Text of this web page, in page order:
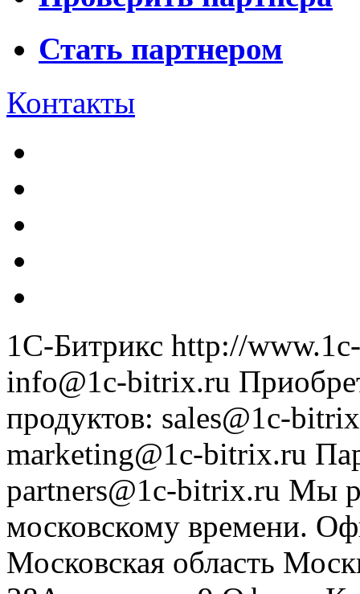
Стать партнером
Контакты
1С-Битрикс http://
info@1c-bitrix.ru
продуктов: sales@1c-
marketing@1c-bitrix.ru
partners@1c-bitrix.ru Мы
московскому времени.
Московская область